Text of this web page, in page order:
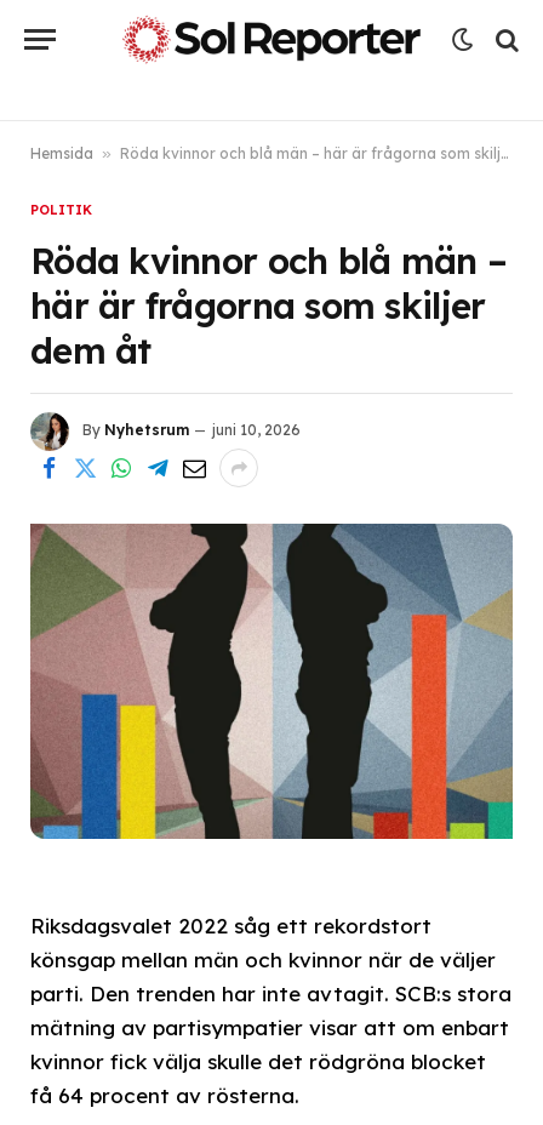
Hemsida » Röda kvinnor och blå män – här är frågorna som skiljer dem åt
POLITIK
Röda kvinnor och blå män –
här är frågorna som skiljer
dem åt
By Nyhetsrum juni 10, 2026
Riksdagsvalet 2022 såg ett rekordstort
könsgap mellan män och kvinnor när de väljer
parti. Den trenden har inte avtagit. SCB:s stora
mätning av partisympatier visar att om enbart
kvinnor fick välja skulle det rödgröna blocket
få 64 procent av rösterna.